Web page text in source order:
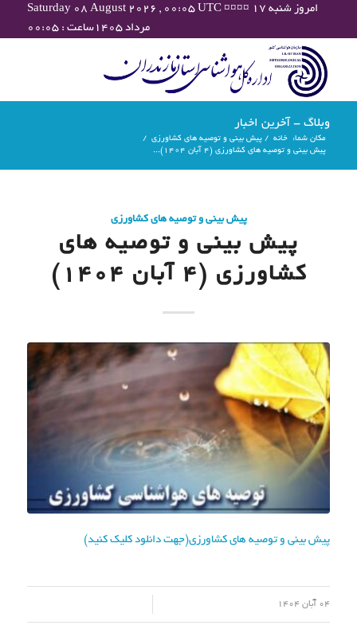
Saturday 08 August 2026 , 00:05 UTC ¤¤¤¤ امروز شنبه ۱۷
مرداد ۱۴۰۵ساعت : ۰۰:۰۵
وبلاگ - آخرین اخبار
مکان شما: خانه / پیش بینی و توصیه های کشاورزی /
پیش بینی و توصیه های کشاورزی (4 آبان ۱۴۰۴)...
پیش بینی و توصیه های کشاورزی
پیش بینی و توصیه های
کشاورزی (4 آبان ۱۴۰۴)
پیش بینی و توصیه های کشاورزی(جهت دانلود کلیک کنید)
04 آبان 1404